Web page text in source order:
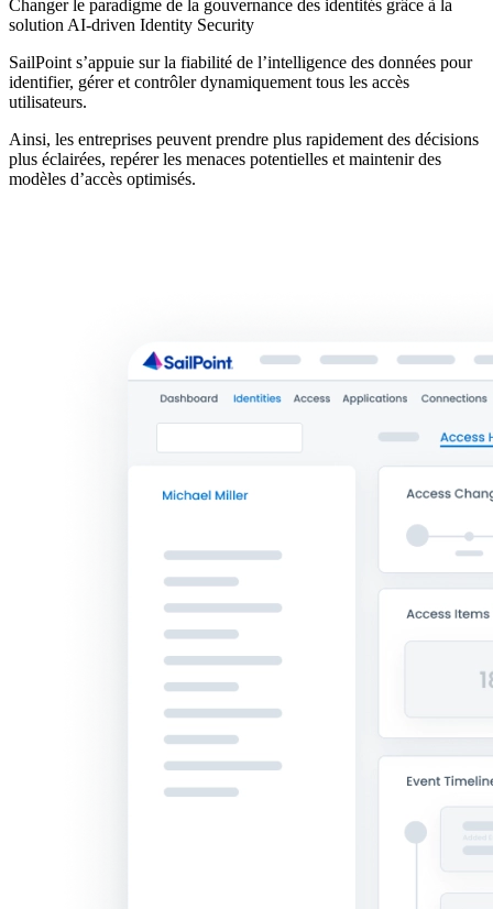
Changer le paradigme de la gouvernance des identités grâce à la
solution AI-driven Identity Security
SailPoint s’appuie sur la fiabilité de l’intelligence des données pour
identifier, gérer et contrôler dynamiquement tous les accès
utilisateurs.
Ainsi, les entreprises peuvent prendre plus rapidement des décisions
plus éclairées, repérer les menaces potentielles et maintenir des
modèles d’accès optimisés.